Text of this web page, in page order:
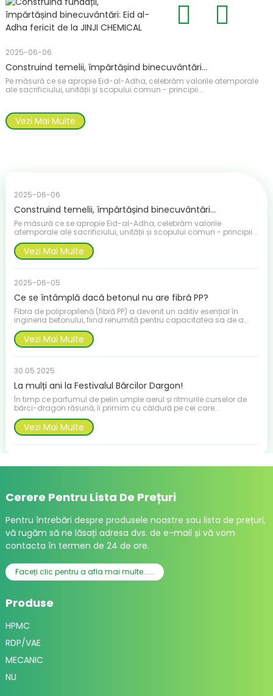
2025-06-06
Construind temelii, împărtășind binecuvântări...
Pe măsură ce se apropie Eid-al-Adha, celebrăm valorile atemporale
ale sacrificiului, unității și scopului comun - principii...
Vezi Mai Multe
2025-06-06
Construind temelii, împărtășind binecuvântări...
Pe măsură ce se apropie Eid-al-Adha, celebrăm valorile
atemporale ale sacrificiului, unității și scopului comun - principii...
Vezi Mai Multe
2025-06-05
Ce se întâmplă dacă betonul nu are fibră PP?
Fibra de polipropilenă (fibră PP) a devenit un aditiv esențial în
ingineria betonului, fiind renumită pentru capacitatea sa de a...
Vezi Mai Multe
30.05.2025
La mulți ani la Festivalul Bărcilor Dargon!
În timp ce parfumul de pelin umple aerul și ritmurile curselor de
bărci-dragon răsună, îi primim cu căldură pe cei care...
Vezi Mai Multe
Cerere Pentru Lista De Prețuri
Pentru întrebări despre produsele noastre sau lista de prețuri,
vă rugăm să ne lăsați adresa dvs. de e-mail și vă vom
contacta în termen de 24 de ore.
Faceți clic pentru a afla mai multe......
Produse
HPMC
RDP/VAE
MECANIC
NU